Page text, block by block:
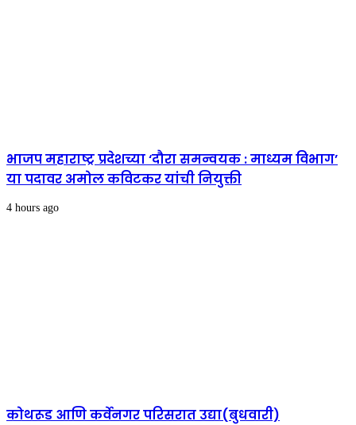
भाजप महाराष्ट्र प्रदेशच्या ‘दौरा समन्वयक : माध्यम विभाग’
या पदावर अमोल कविटकर यांची नियुक्ती
4 hours ago
कोथरूड आणि कर्वेनगर परिसरात उद्या(बुधवारी)